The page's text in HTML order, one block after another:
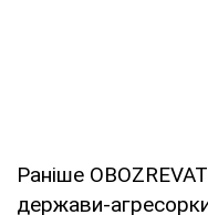
Раніше
держави-